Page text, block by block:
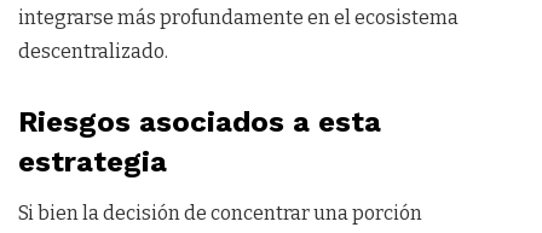
integrarse más profundamente en el ecosistema
descentralizado.
Riesgos asociados a esta
estrategia
Si bien la decisión de concentrar una porción